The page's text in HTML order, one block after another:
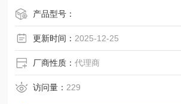
算机、医疗、汽车、CATV 等行业。
产品型号：
更新时间： 2025-12-25
厂商性质：代理商
访问量： 229